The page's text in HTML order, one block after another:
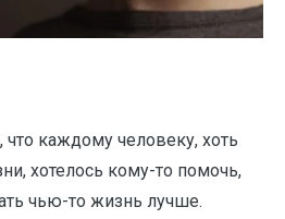
что каждому человеку, хоть
хотелось кому-то помочь,
чью-то жизнь лучше.